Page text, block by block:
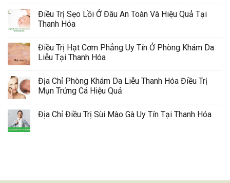
Điều Trị Sẹo Lồi Ở Đâu An Toàn Và Hiệu Quả Tại
Thanh Hóa
Điều Trị Hạt Cơm Phẳng Uy Tín Ở Phòng Khám Da
Liễu Tại Thanh Hóa
Địa Chỉ Phòng Khám Da Liễu Thanh Hóa Điều Trị
Mụn Trứng Cá Hiệu Quả
Địa Chỉ Điều Trị Sùi Mào Gà Uy Tín Tại Thanh Hóa